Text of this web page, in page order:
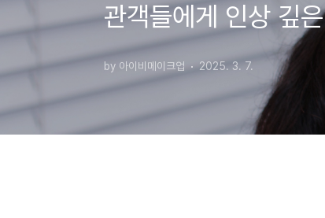
관객들에게 인상 깊
by 아이비메이크업 2025. 3. 7.